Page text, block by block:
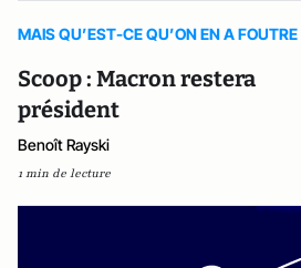
MAIS QU’EST-CE QU’ON EN A
Scoop : Macron restera
président
Benoît Rayski
1 min de lecture